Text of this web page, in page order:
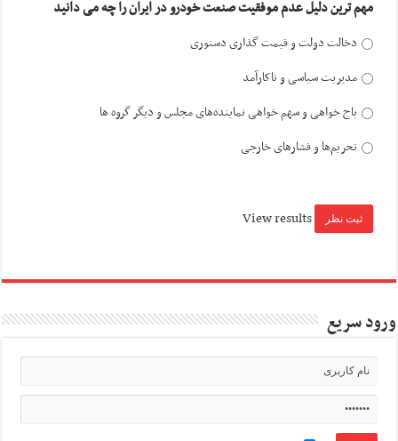
مهم ترین دلیل عدم موفقیت صنعت خودرو در ایران را چه می دانید
دخالت دولت و قیمت گذاری دستوری
مدیریت سیاسی و ناکارآمد
باج خواهی و سهم خواهی نماینده‌های مجلس و دیگر گروه ها
تحریم‌ها و فشارهای خارجی
View results
ورود سریع